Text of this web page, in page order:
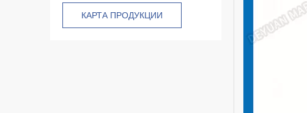
КАРТА ПРОДУКЦИИ